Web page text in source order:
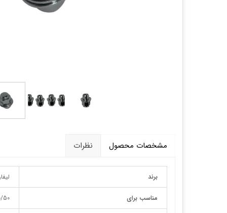
مشخصات محصول نظرات
برند
مناسب برای 820